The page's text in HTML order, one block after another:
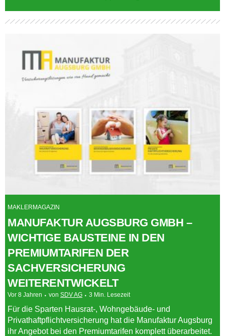
MAKLERMAGAZIN
MANUFAKTUR AUGSBURG GMBH –
WICHTIGE BAUSTEINE IN DEN
PREMIUMTARIFEN DER
SACHVERSICHERUNG
WEITERENTWICKELT
Vor 8 Jahren von SDV AG 3 Min. Lesezeit
Für die Sparten Hausrat-, Wohngebäude- und
Privathaftpflichtversicherung hat die Manufaktur Augsburg
ihr Angebot bei den Premiumtarifen komplett überarbeitet.